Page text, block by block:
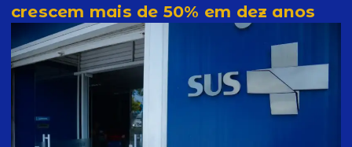
crescem mais de 50% em dez anos